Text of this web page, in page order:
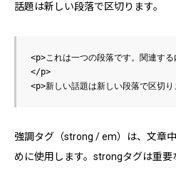
話題は新しい段落で区切ります。
<p>これは一つの段落です。関連する
</p>
強調タグ（strong / em）は、文章
めに使用します。strongタグは重